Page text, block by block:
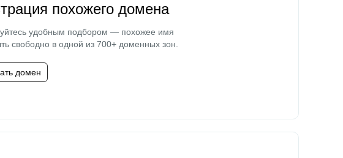
похожего домена
удобным подбором — похожее имя
свободно в одной из 700+ доменных зон.
домен